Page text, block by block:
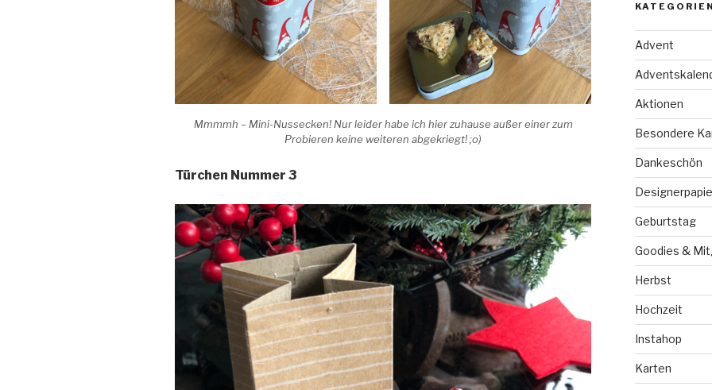
Mmmmh – Mini-Nussecken! Nur leider habe ich hier zuhause außer einer zum
Probieren keine weiteren abgekriegt! ;o)
Türchen Nummer 3
KATEGORIEN
Advent
Aktionen
Besondere
Dankeschön
Geburtstag
Goodies &
Herbst
Hochzeit
Instahop
Karten